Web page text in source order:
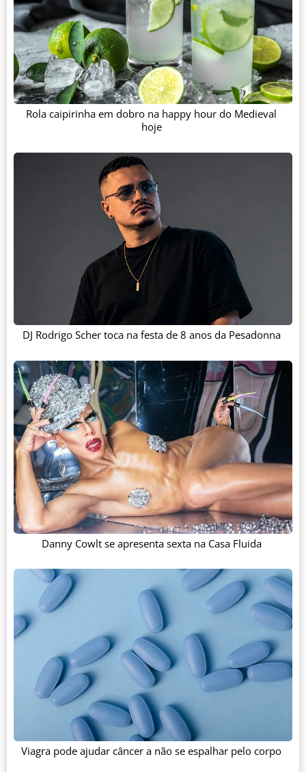
Rola caipirinha em dobro na happy hour do Medieval
hoje
DJ Rodrigo Scher toca na festa de 8 anos da Pesadonna
Danny Cowlt se apresenta sexta na Casa Fluida
Viagra pode ajudar câncer a não se espalhar pelo corpo